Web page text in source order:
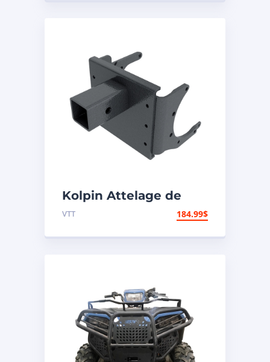
Kolpin Attelage de
remorque
VTT 184.99$